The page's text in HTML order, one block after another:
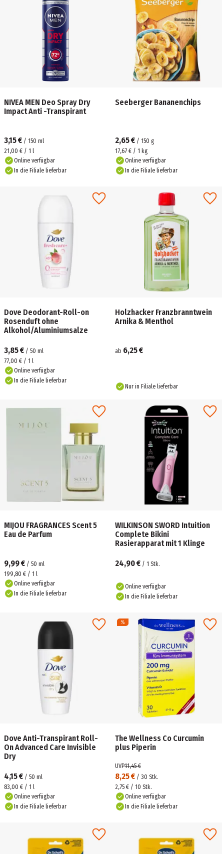
NIVEA MEN Deo Spray Dry
Impact Anti -Transpirant
3,15 € / 150 ml
21,00 € / 1 l
Online verfügbar
In die Filiale lieferbar
Seeberger Bananenchips
2,65 € / 150 g
17,67 € / 1 kg
Online verfügbar
In die Filiale lieferbar
Dove Deodorant-Roll-on
Rosenduft ohne
Alkohol/Aluminiumsalze
3,85 € / 50 ml
77,00 € / 1 l
Online verfügbar
In die Filiale lieferbar
Holzhacker Franzbranntwein
Arnika & Menthol
ab 6,25 €
Nur in Filiale lieferbar
MIJOU FRAGRANCES Scent 5
Eau de Parfum
9,99 € / 50 ml
199,80 € / 1 l
Online verfügbar
In die Filiale lieferbar
WILKINSON SWORD Intuition
Complete Bikini
Rasierapparat mit 1 Klinge
24,90 € / 1 Stk.
Online verfügbar
In die Filiale lieferbar
Dove Anti-Transpirant Roll-
On Advanced Care Invisible
Dry
4,15 € / 50 ml
83,00 € / 1 l
Online verfügbar
In die Filiale lieferbar
The Wellness Co Curcumin
plus Piperin
8,25 € / 30 Stk.
UVP11,45 €
2,75 € / 10 Stk.
Online verfügbar
In die Filiale lieferbar